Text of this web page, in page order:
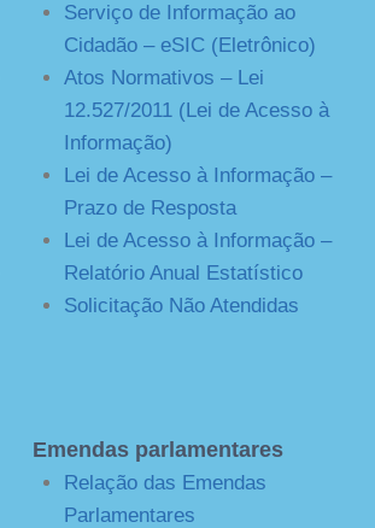
Serviço de Informação ao
Cidadão – eSIC (Eletrônico)
Atos Normativos – Lei
12.527/2011 (Lei de Acesso à
Informação)
Lei de Acesso à Informação –
Prazo de Resposta
Lei de Acesso à Informação –
Relatório Anual Estatístico
Solicitação Não Atendidas
Emendas parlamentares
Relação das Emendas
Parlamentares